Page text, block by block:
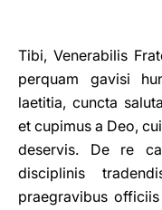
Tibi, Venerabilis
perquam gavisi
laetitia, cuncta
et cupimus a Deo,
deservis. De re
disciplinis
praegravibus